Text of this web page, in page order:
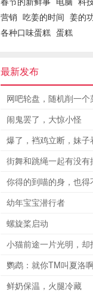
营销 吃姜的时间 姜的
各种口味蛋糕 蛋糕
最新发布
网吧轮盘，随机削一个
闹鬼罢了，大惊小怪
爆了，裆鸡立断，妹子
街舞和跳绳一起有没有
你得的到喵的身，也得
幼年宝宝潜行者
螺旋桨启动
小猫前途一片光明，却
鹦鹉：就你TM叫夏洛
鲜奶保温，火腿冷藏